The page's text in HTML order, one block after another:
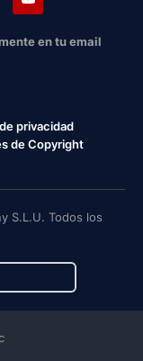
en tu email
privacidad
de Copyright
S.L.U. Todos los